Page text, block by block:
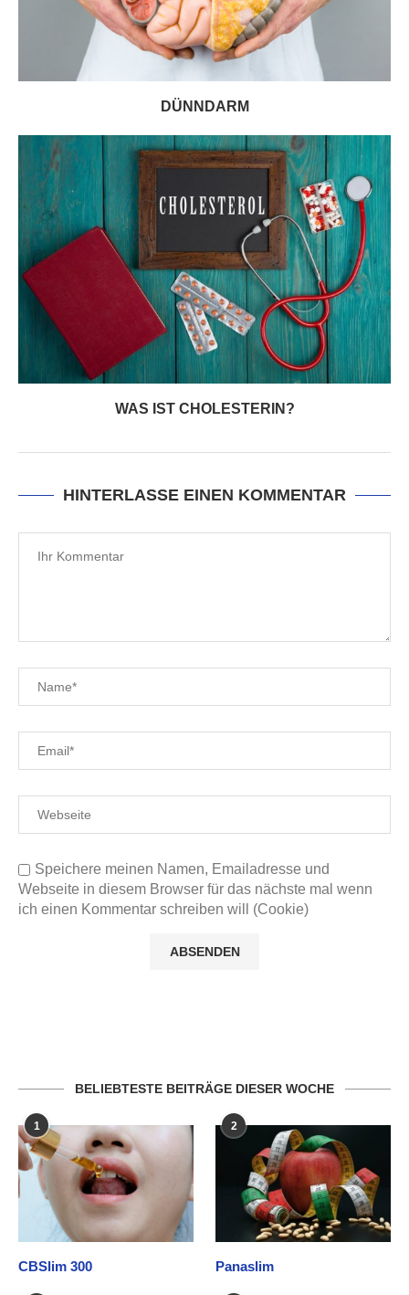
DÜNNDARM
WAS IST CHOLESTERIN?
HINTERLASSE EINEN KOMMENTAR
Speichere meinen Namen, Emailadresse und
Webseite in diesem Browser für das nächste mal wenn
ich einen Kommentar schreiben will (Cookie)
BELIEBTESTE BEITRÄGE DIESER WOCHE
1
CBSlim 300
2
Panaslim